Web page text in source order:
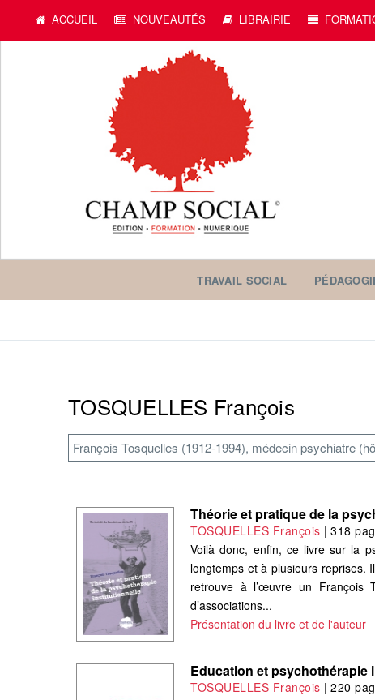
ACCUEIL NOUVEAUTÉS LIBRAIRIE
TRAVAIL SOCIAL
TOSQUELLES François
François Tosquelles (1912-1994), médecin psychiatre
Théorie et pratique de la
TOSQUELLES François |318
Voilà donc, enfin, ce livre sur la
longtemps et à plusieurs reprises.
retrouve à l’œuvre un François
d’associations...
Présentation du livre et de l'auteur
Education et psychothérapie
TOSQUELLES François |220